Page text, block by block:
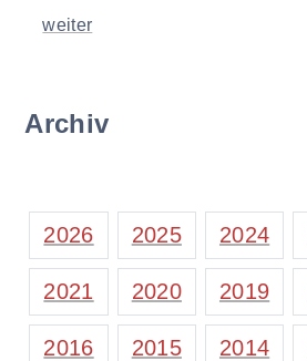
weiter
Archiv
2026 2025 2024
2021 2020 2019
2016 2015 2014